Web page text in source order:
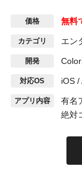
価格 無料
カテゴリ エン
開発
対応OS iOS /
アプリ内容
有名
絶対